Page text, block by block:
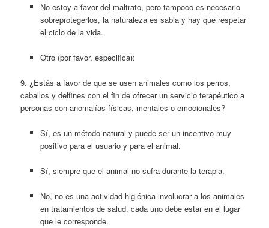
No estoy a favor del maltrato, pero tampoco es necesario
sobreprotegerlos, la naturaleza es sabia y hay que respetar
el ciclo de la vida.
Otro (por favor, especifica):
9. ¿Estás a favor de que se usen animales como los perros,
caballos y delfines con el fin de ofrecer un servicio terapéutico a
personas con anomalías físicas, mentales o emocionales?
Sí, es un método natural y puede ser un incentivo muy
positivo para el usuario y para el animal.
Sí, siempre que el animal no sufra durante la terapia.
No, no es una actividad higiénica involucrar a los animales
en tratamientos de salud, cada uno debe estar en el lugar
que le corresponde.